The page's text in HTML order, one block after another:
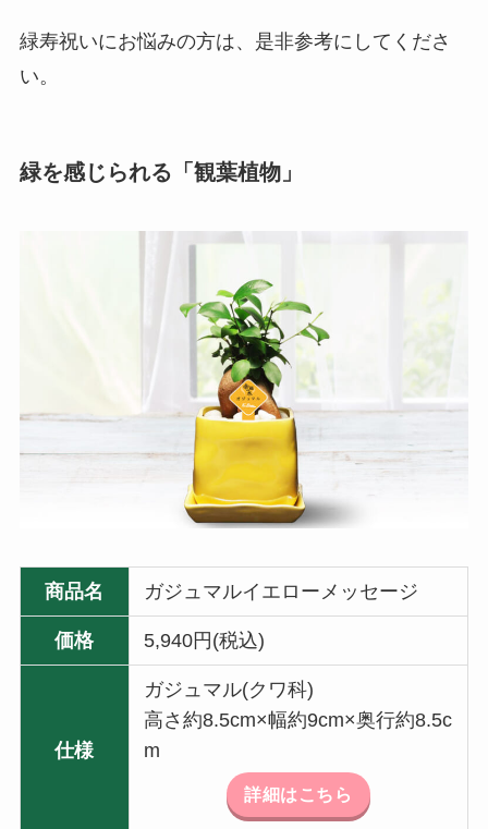
緑寿祝いにお悩みの方は、是非参考にしてくださ
い。
緑を感じられる「観葉植物」
商品名 ガジュマルイエローメッセージ
価格 5,940円(税込)
仕様
ガジュマル(クワ科)
高さ約8.5cm×幅約9cm×奥行約8.5c
m
詳細はこちら